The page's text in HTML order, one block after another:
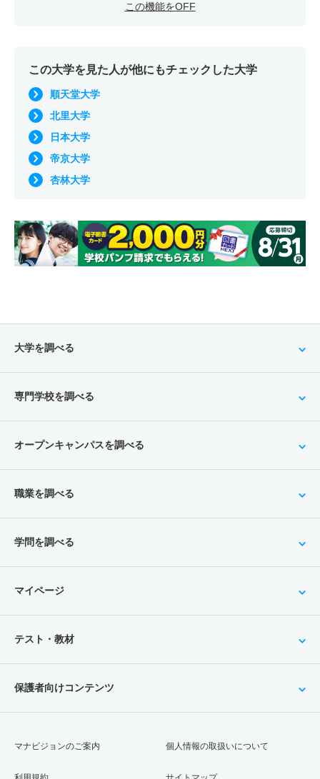
この機能をOFF
この大学を見た人が他にもチェックした大学
順天堂大学
北里大学
日本大学
帝京大学
杏林大学
大学を調べる
専門学校を調べる
オープンキャンパスを調べる
職業を調べる
学問を調べる
マイページ
テスト・教材
保護者向けコンテンツ
マナビジョンのご案内 個人情報の取扱いについて